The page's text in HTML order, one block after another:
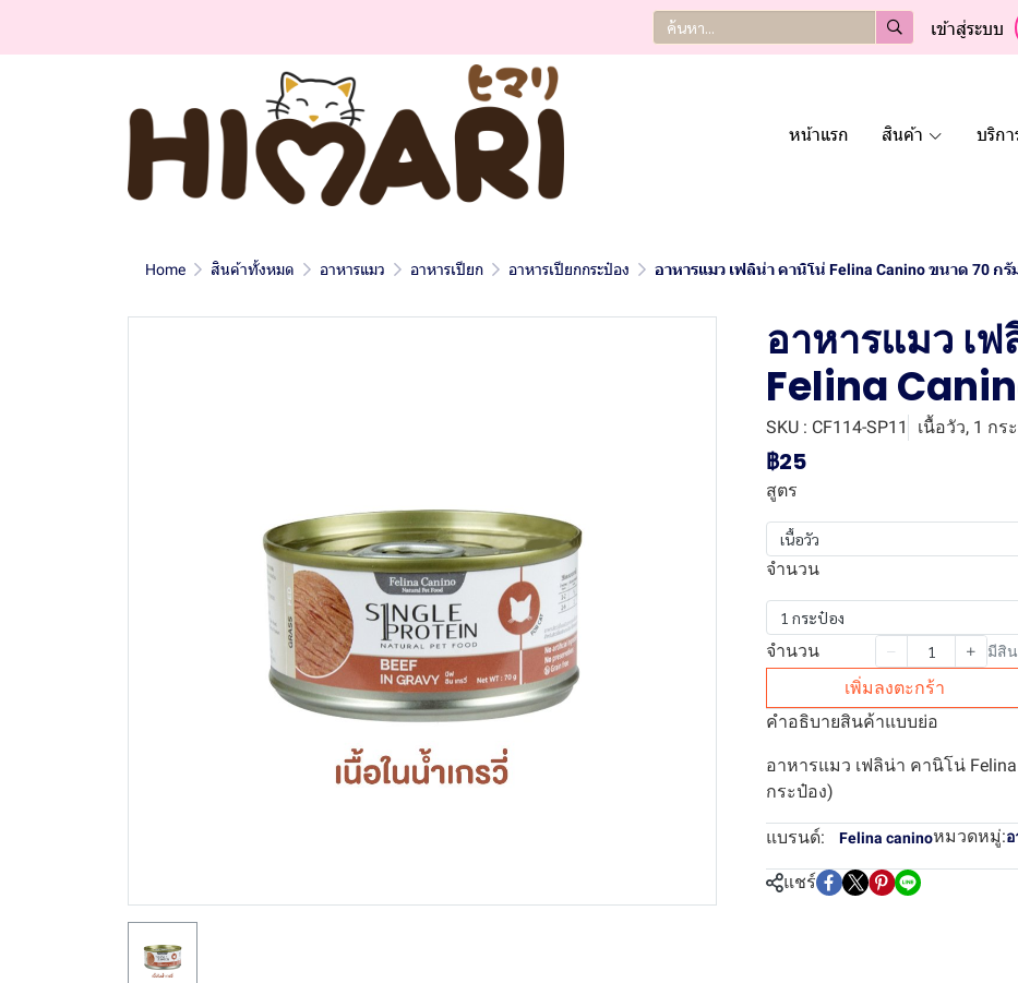
เข้าสู่ระบบ
หน้าแรก สินค้า บริก
Home สินค้าทั้งหมด อาหารแมว อาหารเปียก อาหารเปียกกระป๋อง อาหารแมว เฟลิน่า คานิโน่ Felina Canino ขนาด 70 กรั
อาหารแมว เ
Felina
SKU : CF114-SP11 เนื้อวัว, 1 กร
฿25
สูตร
เนื้อวัว
จำนวน
1 กระป๋อง
จำนวน มีสิ
เพิ่มลงตะกร้า
คำอธิบายสินค้าแบบย่อ
อาหารแมว เฟลิน่า คานิโน่
กระป๋อง)
แบรนด์: Felina caninoหมวดหมู่:
แชร์